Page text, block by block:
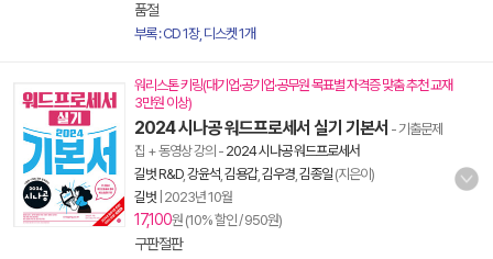
품절
부록 : CD 1장, 디스켓 1개
워리스톤 키링(대기업·공기업·공무원 목표별 자격증 맞춤 추천 교재
3만원 이상)
2024 시나공 워드프로세서 실기 기본서 - 기출문제
집 + 동영상 강의 - 2024 시나공 워드프로세서
길벗 R&D, 강윤석 김용갑, 김우경 김종일 (지은이)
길벗 2023년 10월
17,100원 (10% 할인 / 950원)
구판절판